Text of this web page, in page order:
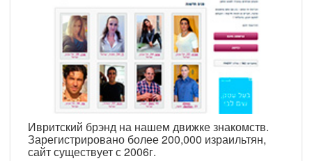
Ивритский брэнд на нашем движке знакомств.
Зарегистрировано более 200,000 израильтян,
сайт существует с 2006г.